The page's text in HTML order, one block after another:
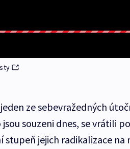
ze sebevražedných
souzeni dnes, se vrátili
stupeň jejich radikalizace na